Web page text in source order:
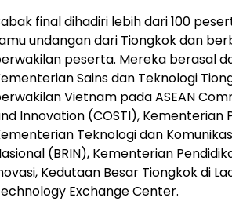
final dihadiri lebih dari 100
undangan dari Tiongkok dan
peserta. Mereka berasal
Sains dan Teknologi
Vietnam pada ASEAN
Innovation (COSTI), Kementerian
Teknologi dan
(BRIN), Kementerian
Kedutaan Besar Tiongkok di
Exchange Center.